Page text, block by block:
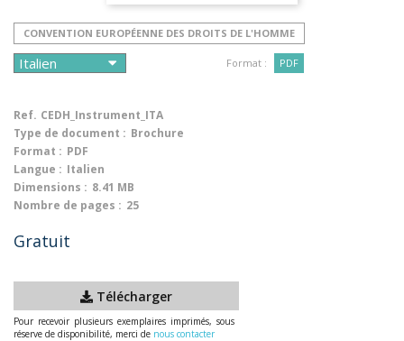
CONVENTION EUROPÉENNE DES DROITS DE L'HOMME
Format : PDF
Ref. CEDH_Instrument_ITA
Type de document : Brochure
Format : PDF
Langue : Italien
Dimensions : 8.41 MB
Nombre de pages : 25
Gratuit
Télécharger
Pour recevoir plusieurs exemplaires imprimés, sous
réserve de disponibilité, merci de nous contacter